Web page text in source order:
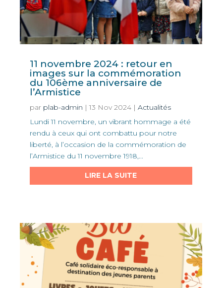
11 novembre 2024 : retour en
images sur la commémoration
du 106ème anniversaire de
l’Armistice
par plab-admin |13 Nov 2024| Actualités
Lundi 11 novembre, un vibrant hommage a été
rendu à ceux qui ont combattu pour notre
liberté, à l’occasion de la commémoration de
l’Armistice du 11 novembre 1918,...
LIRE LA SUITE